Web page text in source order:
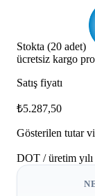
Stokta (20 adet)
ücretsiz kargo
Satış fiyatı
₺5.287,50
Gösterilen tutar
DOT / üretim yılı